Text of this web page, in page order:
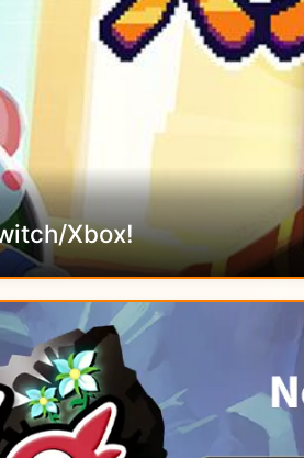
Xbox!